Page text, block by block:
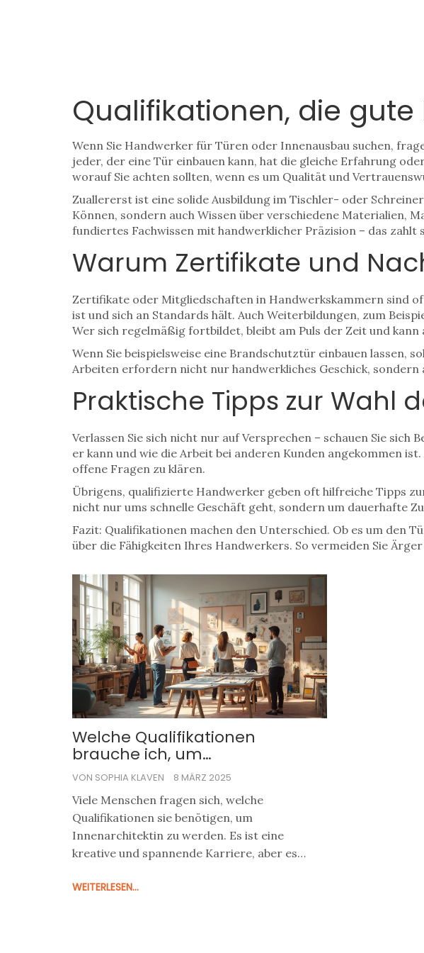
Qualifikationen, die
Wenn Sie Handwerker für Türen oder Innenausbau suchen,
jeder, der eine Tür einbauen kann, hat die gleiche Erfahrung
worauf Sie achten sollten, wenn es um Qualität und
Zuallererst ist eine solide Ausbildung im Tischler- oder
Können, sondern auch Wissen über verschiedene Materialien,
fundiertes Fachwissen mit handwerklicher Präzision – das zahlt
Warum Zertifikate und
Zertifikate oder Mitgliedschaften in Handwerkskammern sind
ist und sich an Standards hält. Auch Weiterbildungen, zum
Wer sich regelmäßig fortbildet, bleibt am Puls der Zeit und
Wenn Sie beispielsweise eine Brandschutztür einbauen lassen,
Arbeiten erfordern nicht nur handwerkliches Geschick,
Praktische Tipps zur Wahl
Verlassen Sie sich nicht nur auf Versprechen – schauen Sie
er kann und wie die Arbeit bei anderen Kunden angekommen
offene Fragen zu klären.
Übrigens, qualifizierte Handwerker geben oft hilfreiche Tipps
nicht nur ums schnelle Geschäft geht, sondern um dauerhafte
Fazit: Qualifikationen machen den Unterschied. Ob es um den
über die Fähigkeiten Ihres Handwerkers. So vermeiden Sie
Welche Qualifikationen
brauche ich, um
Innenarchitektin zu werden?
VON SOPHIA KLAVEN 8 MÄRZ 2025
Viele Menschen fragen sich, welche
Qualifikationen sie benötigen, um
Innenarchitektin zu werden. Es ist eine
kreative und spannende Karriere, aber es
Erfahrung. In diesem Artikel werden wir die
WEITERLESEN...